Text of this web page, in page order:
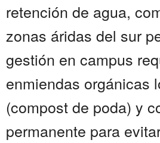
retención de agua,
zonas áridas del sur
gestión en campus
enmiendas orgánicas
(compost de poda) y
permanente para